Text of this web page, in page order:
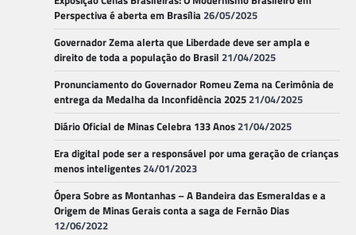
Perspectiva é aberta em Brasília26/05/2025
Governador Zema alerta que Liberdade deve ser ampla e
direito de toda a população do Brasil 21/04/2025
Pronunciamento do Governador Romeu Zema na Cerimônia de
entrega da Medalha da Inconfidência 202521/04/2025
Diário Oficial de Minas Celebra 133 Anos21/04/2025
Era digital pode ser a responsável por uma geração de crianças
menos inteligentes24/01/2023
Ópera Sobre as Montanhas – A Bandeira das Esmeraldas e a
Origem de Minas Gerais conta a saga de Fernão Dias
12/06/2022